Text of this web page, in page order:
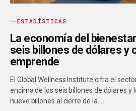
ESTADÍSTICAS
La economía del
seis billones de dólares y
emprende
El Global Wellness Institute cifra el
encima de los seis billones de dólares y
nueve billones al cierre de la…